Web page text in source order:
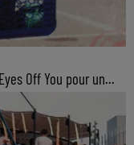
Off You pour un...